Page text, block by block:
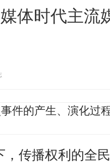
体时代主流
件的产生、演化过
传播权利的全民